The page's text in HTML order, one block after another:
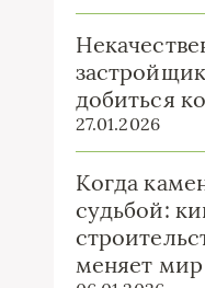
добиться
27.01.2026
Когда
судьбой:
меняет мир